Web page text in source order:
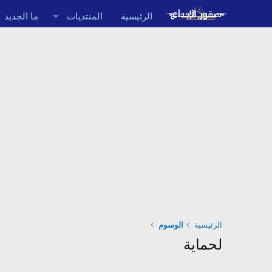
الرئيسية المنتديات ما الجديد
الرئيسية الوسوم
لحماية